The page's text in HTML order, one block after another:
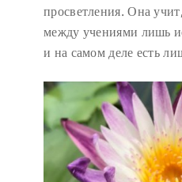
просветления. Она
между учениями лишь
и на самом деле есть